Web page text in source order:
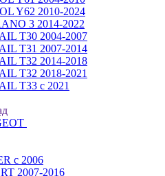
Y62 2010-2024
3 2014-2022
T30 2004-2007
T31 2007-2014
T32 2014-2018
T32 2018-2021
T33 с 2021
с 2006
2007-2016